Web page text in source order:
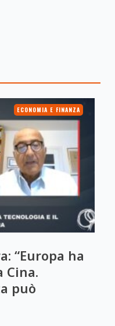
ECONOMIA E FINANZA
“Europa ha
Cina.
può